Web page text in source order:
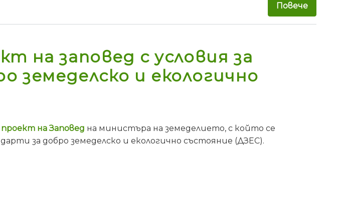
Повече
на заповед с условия за
земеделско и екологично
проект на Заповед на министъра на земеделието, с който се
за добро земеделско и екологично състояние (ДЗЕС).